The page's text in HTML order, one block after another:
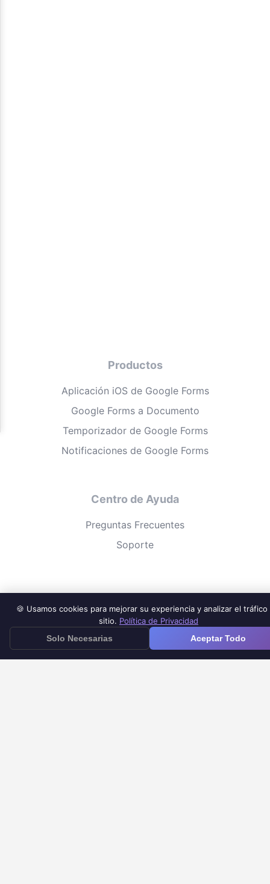
Productos
Aplicación iOS de Google Forms
Google Forms a Documento
Temporizador de Google Forms
Notificaciones de Google Forms
Centro de Ayuda
Preguntas Frecuentes
Soporte
Empresa
Sobre Nosotros
🍪 Usamos cookies para mejorar su experiencia y analizar el tráfico
sitio. Política de Privacidad
Solo Necesarias
Aceptar Todo